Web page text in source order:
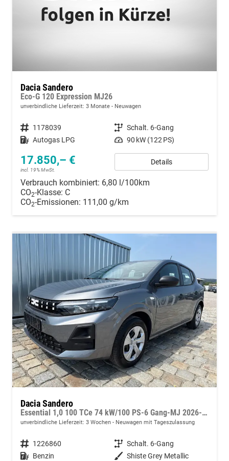
Dacia Sandero
Eco-G 120 Expression MJ26
unverbindliche Lieferzeit: 3 Monate Neuwagen
Fahrzeugnummer 1178039 Getriebe Schalt. 6-Gang
Kraftstoff Autogas LPG Leistung 90 kW (122 PS)
17.850,– €
incl. 19% MwSt.
Details
Verbrauch kombiniert: 6,80 l/100km
CO2-Klasse: C
CO2-Emissionen: 111,00 g/km
Dacia Sandero
Essential 1,0 100 TCe 74 kW/100 PS-6 Gang-MJ 2026-15“ Stahlfelgen-Garantie-PDC hinten-Lane Assist-LED-Tempomat-Klimaanlage-DAB-Bluetooth
unverbindliche Lieferzeit: 3 Wochen Neuwagen mit Tageszulassung
Fahrzeugnummer 1226860 Getriebe Schalt. 6-Gang
Kraftstoff Benzin Außenfarbe Shiste Grey Metallic